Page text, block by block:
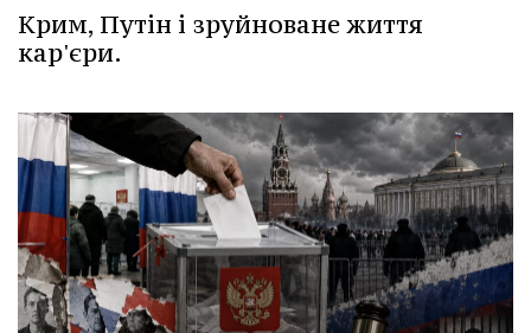
Крим, Путін і зруйноване життя
кар'єри.